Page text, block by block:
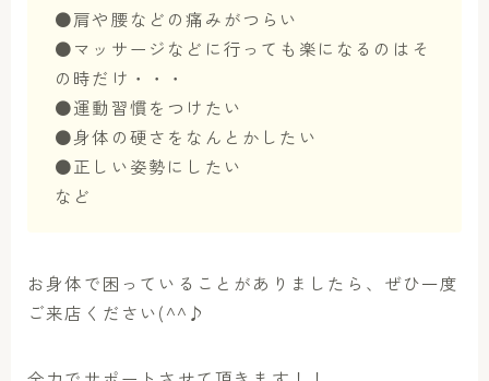
●肩や腰などの痛みがつらい
●マッサージなどに行っても楽になるのはそ
の時だけ・・・
●運動習慣をつけたい
●身体の硬さをなんとかしたい
●正しい姿勢にしたい
など
お身体で困っていることがありましたら、ぜひ一度
ご来店ください(^^♪